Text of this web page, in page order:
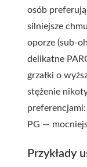
osób
silniejsze
oporze (sub-
delikatne
grzałki o
stężenie
PG —
Przykłady